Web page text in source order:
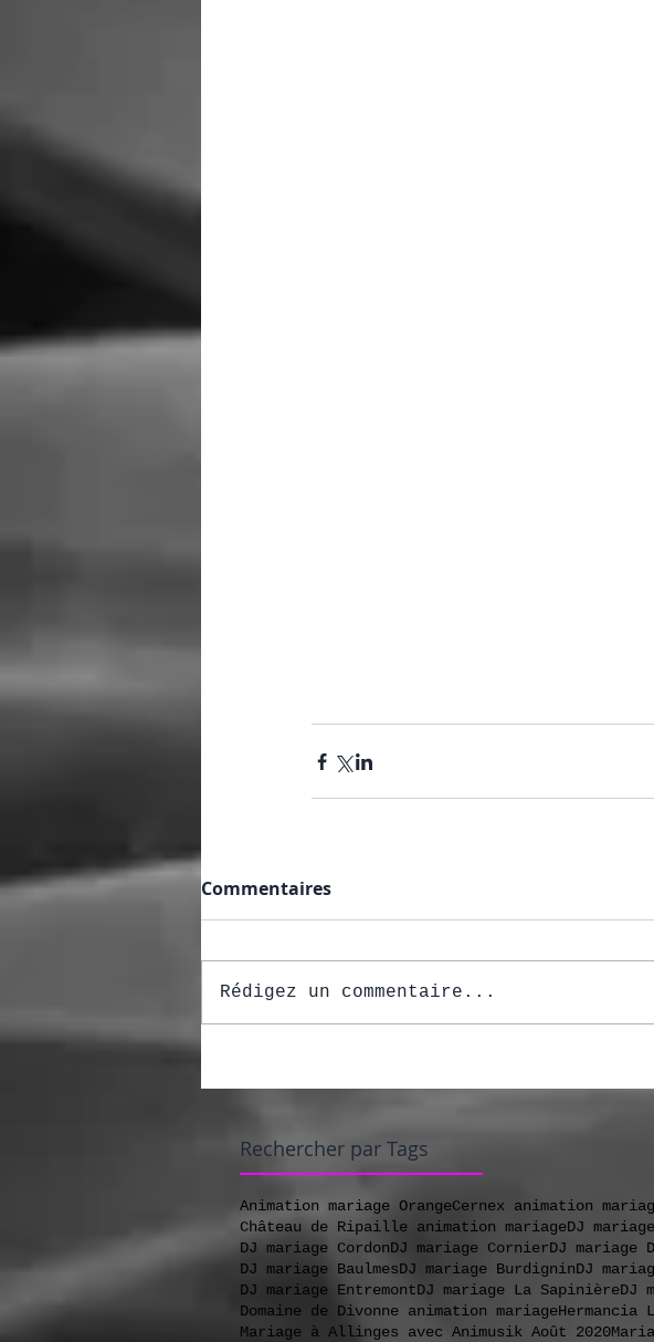
Commentaires
Rédigez un commentaire...
Rechercher par Tags
Animation mariage OrangeCernex animation
Château de Ripaille animation mariageDJ
DJ mariage CordonDJ mariage CornierDJ mariage
DJ mariage BaulmesDJ mariage BurdigninDJ
DJ mariage EntremontDJ mariage La SapinièreDJ
Domaine de Divonne animation mariageHermancia
Mariage à Allinges avec Animusik Août 2020